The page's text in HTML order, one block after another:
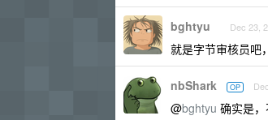
bghtyu Dec 23,
就是字节审核员吧
nbShark OP
@bghtyu 确实是